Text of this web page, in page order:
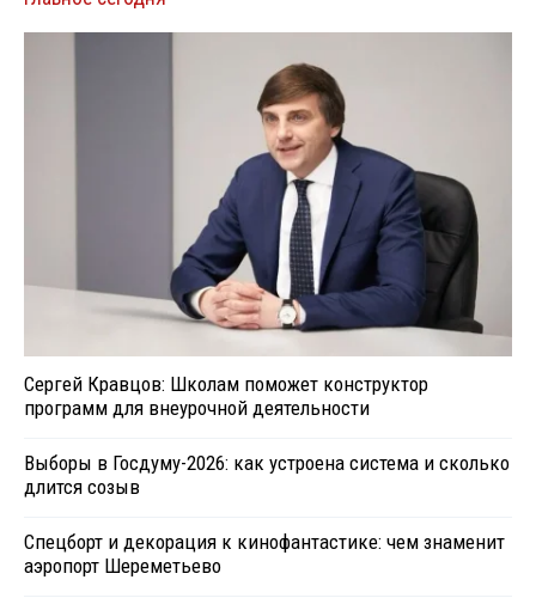
Сергей Кравцов: Школам поможет конструктор
программ для внеурочной деятельности
Выборы в Госдуму-2026: как устроена система и сколько
длится созыв
Спецборт и декорация к кинофантастике: чем знаменит
аэропорт Шереметьево